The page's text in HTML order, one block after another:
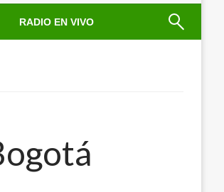
RADIO EN VIVO